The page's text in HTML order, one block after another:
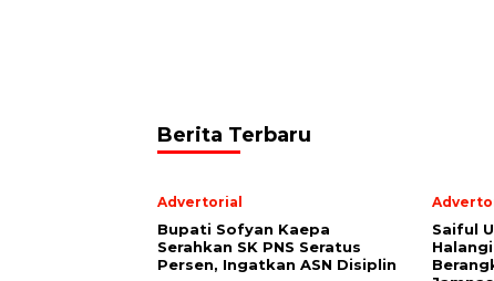
Berita Terbaru
Advertorial
Bupati Sofyan Kaepa
Serahkan SK PNS Seratus
Persen, Ingatkan ASN Disiplin
Saiful